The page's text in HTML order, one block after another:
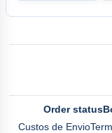
Order status
Custos de Envio